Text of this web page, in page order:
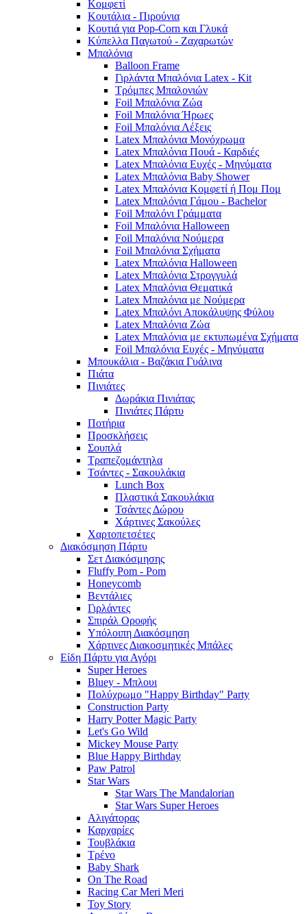
Κομφετί
Κουτάλια - Πιρούνια
Κουτιά για Pop-Corn και Γλυκά
Κύπελλα Παγωτού - Ζαχαρωτών
Μπαλόνια
Balloon Frame
Γιρλάντα Μπαλόνια Latex - Kit
Τρόμπες Μπαλονιών
Foil Μπαλόνια Ζώα
Foil Μπαλόνια Ήρωες
Foil Μπαλόνια Λέξεις
Latex Μπαλόνια Μονόχρωμα
Latex Μπαλόνια Πουά - Καρδιές
Latex Μπαλόνια Ευχές - Μηνύματα
Latex Μπαλόνια Baby Shower
Latex Μπαλόνια Κομφετί ή Πομ Πομ
Latex Μπαλόνια Γάμου - Bachelor
Foil Μπαλόνι Γράμματα
Foil Μπαλόνια Halloween
Foil Μπαλόνια Νούμερα
Foil Μπαλόνια Σχήματα
Latex Μπαλόνια Halloween
Latex Μπαλόνια Στρογγυλά
Latex Μπαλόνια Θεματικά
Latex Μπαλόνια με Νούμερα
Latex Μπαλόνι Αποκάλυψης Φύλου
Latex Μπαλόνια Ζώα
Latex Μπαλόνια με εκτυπωμένα Σχήματα
Foil Μπαλόνια Ευχές - Μηνύματα
Μπουκάλια - Βαζάκια Γυάλινα
Πιάτα
Πινιάτες
Δωράκια Πινιάτας
Πινιάτες Πάρτυ
Ποτήρια
Προσκλήσεις
Σουπλά
Τραπεζομάντηλα
Τσάντες - Σακουλάκια
Lunch Box
Πλαστικά Σακουλάκια
Τσάντες Δώρου
Χάρτινες Σακούλες
Χαρτοπετσέτες
Διακόσμηση Πάρτυ
Σετ Διακόσμησης
Fluffy Pom - Pom
Honeycomb
Βεντάλιες
Γιρλάντες
Σπιράλ Οροφής
Υπόλοιπη Διακόσμηση
Χάρτινες Διακοσμητικές Μπάλες
Είδη Πάρτυ για Αγόρι
Super Heroes
Bluey - Μπλουι
Πολύχρωμο "Happy Birthday" Party
Construction Party
Harry Potter Magic Party
Let's Go Wild
Mickey Mouse Party
Blue Happy Birthday
Paw Patrol
Star Wars
Star Wars The Mandalorian
Star Wars Super Heroes
Αλιγάτορας
Καρχαρίες
Τουβλάκια
Τρένο
Baby Shark
On The Road
Racing Car Meri Meri
Toy Story